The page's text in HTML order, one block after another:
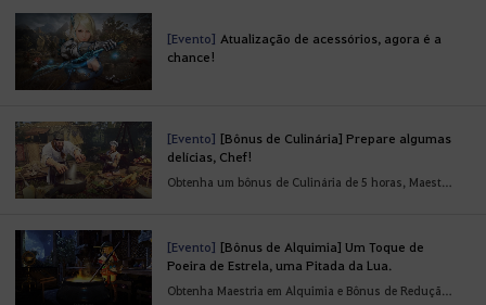
[Evento] Atualização de acessórios, agora é a
chance!
[Evento] [Bônus de Culinária] Prepare algumas
delícias, Chef!
[Evento] [Bônus de Alquimia] Um Toque de
Poeira de Estrela, uma Pitada da Lua.